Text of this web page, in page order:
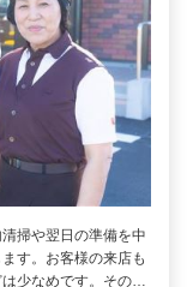
掃や翌日の準備を中
す。お客様の来店も
は少なめです。その…